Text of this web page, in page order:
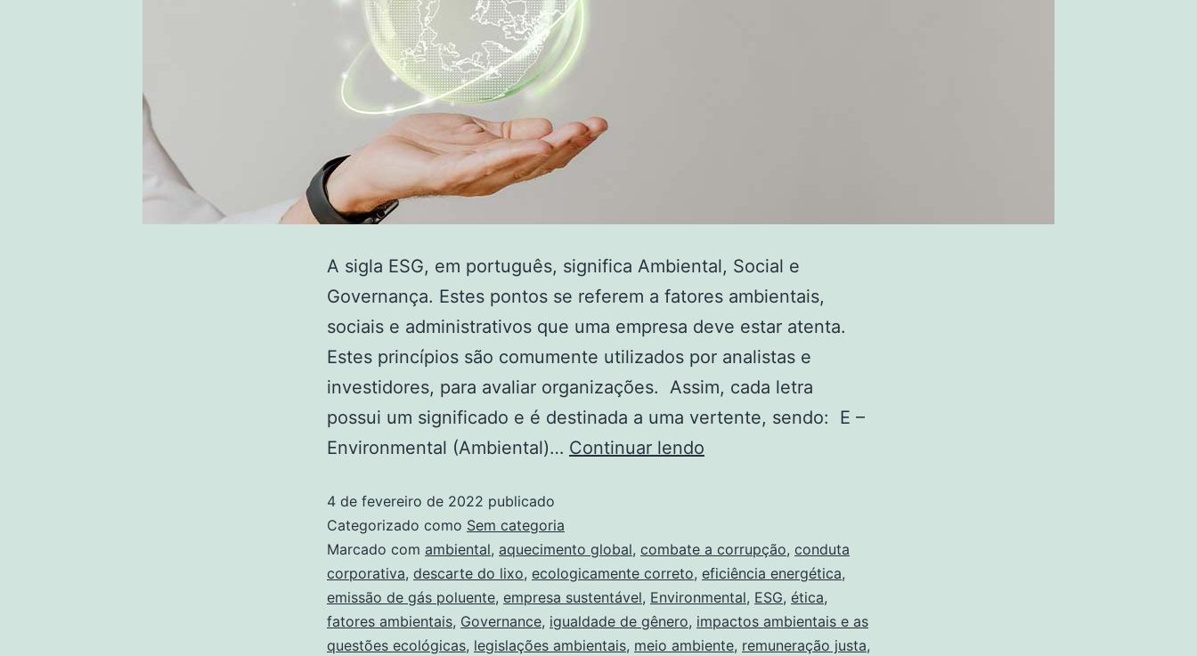
A sigla ESG, em português, significa Ambiental, Social e
Governança. Estes pontos se referem a fatores ambientais,
sociais e administrativos que uma empresa deve estar atenta.
Estes princípios são comumente utilizados por analistas e
investidores, para avaliar organizações. Assim, cada letra
possui um significado e é destinada a uma vertente, sendo: E –
Environmental (Ambiental)… Continuar lendo
4 de fevereiro de 2022 publicado
Categorizado como Sem categoria
Marcado com ambiental, aquecimento global, combate a corrupção, conduta
corporativa, descarte do lixo, ecologicamente correto, eficiência energética,
emissão de gás poluente, empresa sustentável, Environmental, ESG, ética,
fatores ambientais, Governance, igualdade de gênero, impactos ambientais e as
questões ecológicas, legislações ambientais, meio ambiente, remuneração justa,